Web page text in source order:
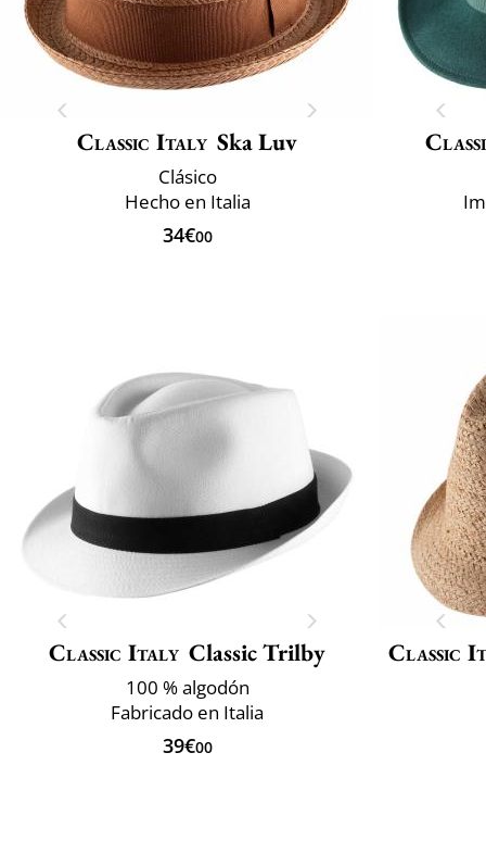
Classic Italy Ska Luv
Clásico
Hecho en Italia
34€00
Classic Italy Classic Trilby
100 % algodón
Fabricado en Italia
39€00
Classic